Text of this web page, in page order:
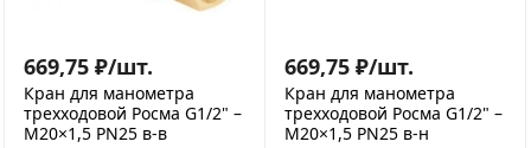
669,75 ₽/шт.
Кран для манометра
трехходовой Росма G1/2" –
М20×1,5 PN25 в-в
669,75 ₽/шт.
Кран для манометра
трехходовой Росма G1/2" –
М20×1,5 PN25 в-н